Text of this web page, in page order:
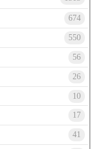
674
550
56
26
10
17
41